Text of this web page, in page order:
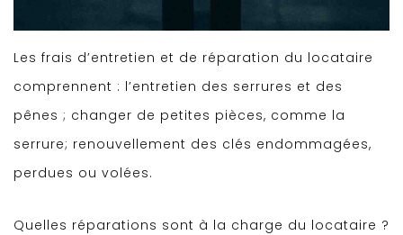
Les frais d’entretien et de réparation du locataire
comprennent : l’entretien des serrures et des
pênes ; changer de petites pièces, comme la
serrure; renouvellement des clés endommagées,
perdues ou volées.
Quelles réparations sont à la charge du locataire ?